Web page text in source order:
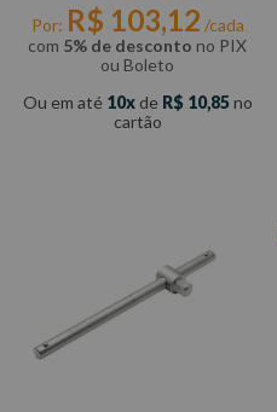
Por: R$ 103,12 /cada
com 5% de desconto no PIX
ou Boleto
Ou em até 10 de R$ 10,85no
cartão